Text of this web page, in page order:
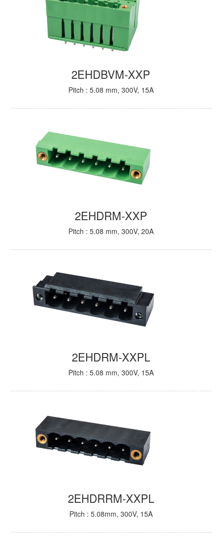
2EHDBVM-XXP
Pitch : 5.08 mm, 300V, 15A
2EHDRM-XXP
Pitch : 5.08 mm, 300V, 20A
2EHDRM-XXPL
Pitch : 5.08 mm, 300V, 15A
2EHDRRM-XXPL
Pitch : 5.08mm, 300V, 15A